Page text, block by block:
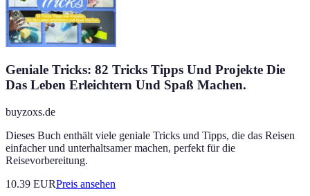
Geniale Tricks: 82 Tricks Tipps Und Projekte Die
Das Leben Erleichtern Und Spaß Machen.
buyzoxs.de
Dieses Buch enthält viele geniale Tricks und Tipps, die das Reisen
einfacher und unterhaltsamer machen, perfekt für die
Reisevorbereitung.
10.39 EURPreis ansehen